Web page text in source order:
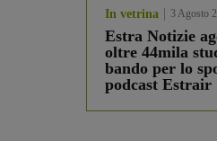
In vetrina 3 Agosto
Estra Notizie
oltre 44mila
bando per lo
podcast Estrair